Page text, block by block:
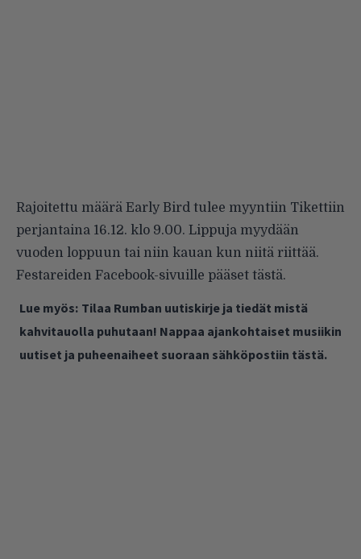
Rajoitettu määrä Early Bird tulee myyntiin Tikettiin
perjantaina 16.12. klo 9.00. Lippuja myydään
vuoden loppuun tai niin kauan kun niitä riittää.
Festareiden Facebook-sivuille pääset tästä.
Lue myös: Tilaa Rumban uutiskirje ja tiedät mistä
kahvitauolla puhutaan! Nappaa ajankohtaiset musiikin
uutiset ja puheenaiheet suoraan sähköpostiin tästä.